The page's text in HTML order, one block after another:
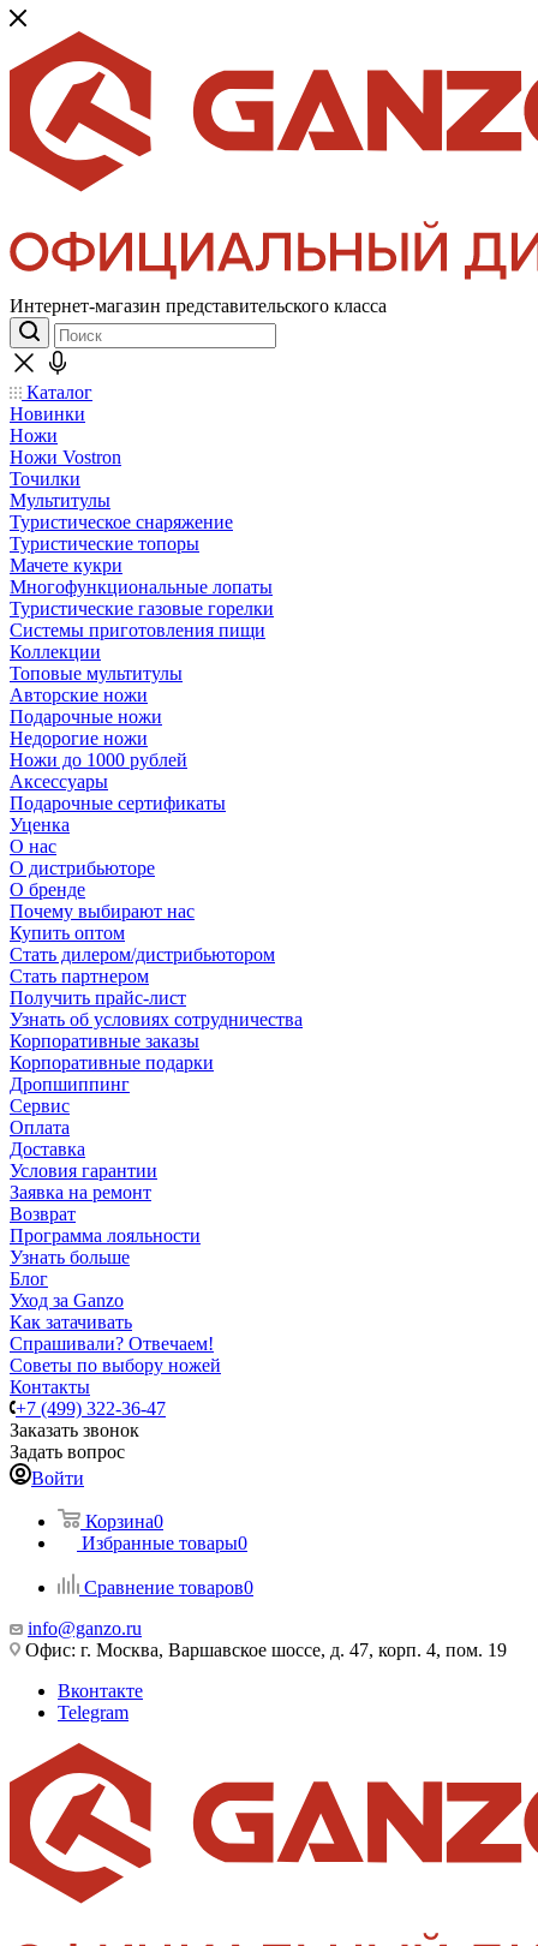
Интернет-магазин представительского класса
Каталог
Новинки
Ножи
Ножи Vostron
Точилки
Мультитулы
Туристическое снаряжение
Туристические топоры
Мачете кукри
Многофункциональные лопаты
Туристические газовые горелки
Системы приготовления пищи
Коллекции
Топовые мультитулы
Авторские ножи
Подарочные ножи
Недорогие ножи
Ножи до 1000 рублей
Аксессуары
Подарочные сертификаты
Уценка
О нас
О дистрибьюторе
О бренде
Почему выбирают нас
Купить оптом
Стать дилером/дистрибьютором
Стать партнером
Получить прайс-лист
Узнать об условиях сотрудничества
Корпоративные заказы
Корпоративные подарки
Дропшиппинг
Сервис
Оплата
Доставка
Условия гарантии
Заявка на ремонт
Возврат
Программа лояльности
Узнать больше
Блог
Уход за Ganzo
Как затачивать
Спрашивали? Отвечаем!
Советы по выбору ножей
Контакты
+7 (499) 322-36-47
Заказать звонок
Задать вопрос
Войти
Корзина0
Избранные товары0
Сравнение товаров0
info@ganzo.ru
Офис: г. Москва, Варшавское шоссе, д. 47, корп. 4, пом. 19
Вконтакте
Telegram